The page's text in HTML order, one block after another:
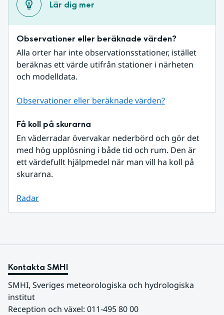
Lär dig mer
Observationer eller beräknade värden?
Alla orter har inte observationsstationer, istället
beräknas ett värde utifrån stationer i närheten
och modelldata.
Observationer eller beräknade värden?
Få koll på skurarna
En väderradar övervakar nederbörd och gör det
med hög upplösning i både tid och rum. Den är
ett värdefullt hjälpmedel när man vill ha koll på
skurarna.
Radar
Kontakta SMHI
SMHI, Sveriges meteorologiska och hydrologiska
institut
Reception och växel: 011-495 80 00